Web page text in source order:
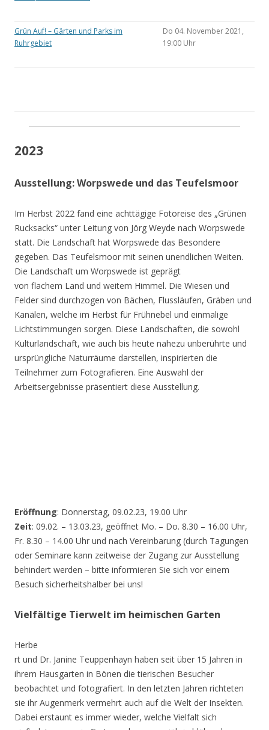
Grün Auf! – Gärten und Parks im
Ruhrgebiet
Do 04. November 2021,
19:00 Uhr
2023
Ausstellung: Worpswede und das Teufelsmoor
Im Herbst 2022 fand eine achttägige Fotoreise des „Grünen
Rucksacks“ unter Leitung von Jörg Weyde nach Worpswede
statt. Die Landschaft hat Worpswede das Besondere
gegeben. Das Teufelsmoor mit seinen unendlichen Weiten.
Die Landschaft um Worpswede ist geprägt
von flachem Land und weitem Himmel. Die Wiesen und
Felder sind durchzogen von Bächen, Flussläufen, Gräben und
Kanälen, welche im Herbst für Frühnebel und einmalige
Lichtstimmungen sorgen. Diese Landschaften, die sowohl
Kulturlandschaft, wie auch bis heute nahezu unberührte und
ursprüngliche Naturräume darstellen, inspirierten die
Teilnehmer zum Fotografieren. Eine Auswahl der
Arbeitsergebnisse präsentiert diese Ausstellung.
Eröffnung: Donnerstag, 09.02.23, 19.00 Uhr
Zeit: 09.02. – 13.03.23, geöffnet Mo. – Do. 8.30 – 16.00 Uhr,
Fr. 8.30 – 14.00 Uhr und nach Vereinbarung (durch Tagungen
oder Seminare kann zeitweise der Zugang zur Ausstellung
behindert werden – bitte informieren Sie sich vor einem
Besuch sicherheitshalber bei uns!
Vielfältige Tierwelt im heimischen Garten
Herbe
rt und Dr. Janine Teuppenhayn haben seit über 15 Jahren in
ihrem Hausgarten in Bönen die tierischen Besucher
beobachtet und fotografiert. In den letzten Jahren richteten
sie ihr Augenmerk vermehrt auch auf die Welt der Insekten.
Dabei erstaunt es immer wieder, welche Vielfalt sich